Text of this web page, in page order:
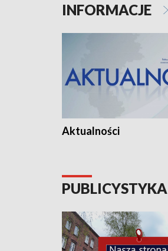
INFORMACJE
Aktualności
PUBLICYSTYKA